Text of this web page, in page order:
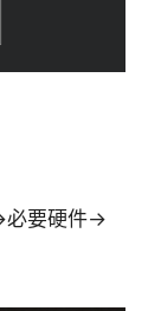
必要硬件->